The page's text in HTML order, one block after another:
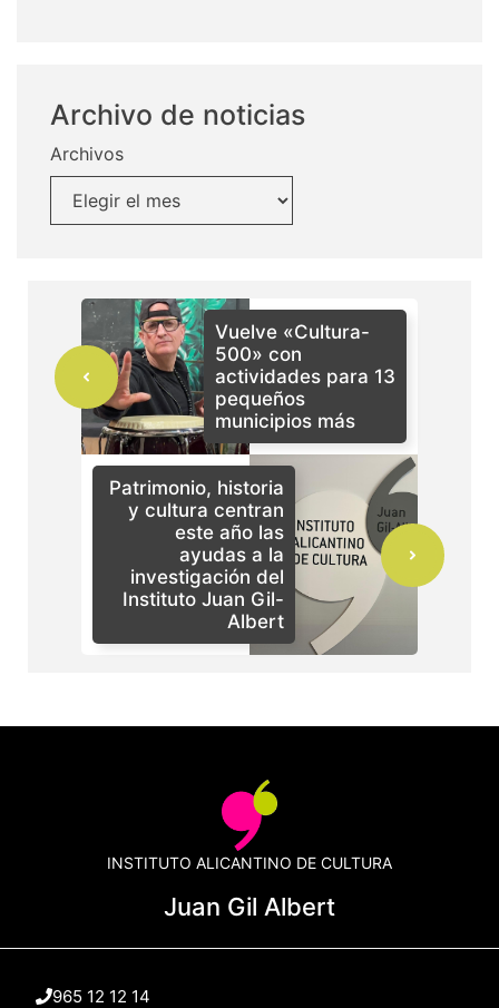
Archivo de noticias
Archivos
Vuelve «Cultura-
500» con
actividades para 13
pequeños
municipios más
Patrimonio, historia
y cultura centran
este año las
ayudas a la
investigación del
Instituto Juan Gil-
Albert
INSTITUTO ALICANTINO DE CULTURA
Juan Gil Albert
965 12 12 14